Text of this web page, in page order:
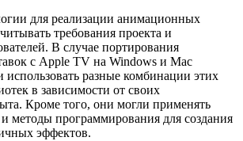
для реализации анимационных
требования проекта и
В случае портирования
с Apple TV на Windows и Mac
использовать разные комбинации этих
в зависимости от своих
Кроме того, они могли применять
методы программирования для создания
эффектов.